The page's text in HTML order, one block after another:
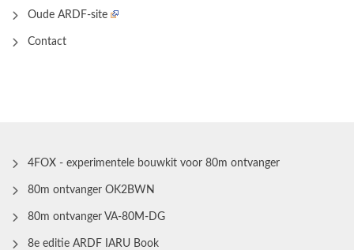
Oude ARDF-site
Contact
4FOX - experimentele bouwkit voor 80m ontvanger
80m ontvanger OK2BWN
80m ontvanger VA-80M-DG
8e editie ARDF IARU Book